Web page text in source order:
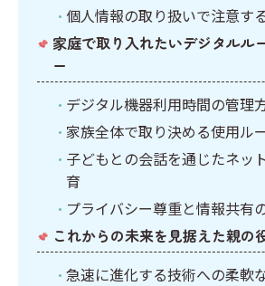
個人情報の取り扱いで注意す
家庭で取り入れたいデジタルル
ー
デジタル機器利用時間の管理
家族全体で取り決める使用ル
子どもとの会話を通じたネッ
育
プライバシー尊重と情報共有
これからの未来を見据えた親の
急速に進化する技術への柔軟